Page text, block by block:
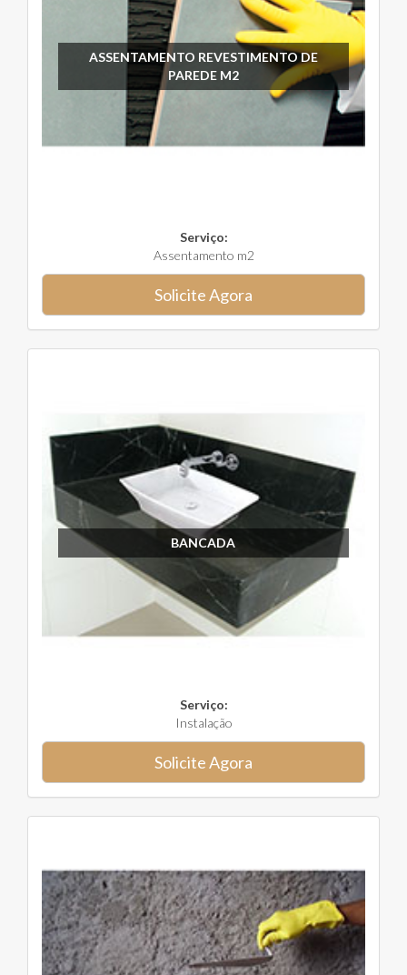
ASSENTAMENTO REVESTIMENTO DE
PAREDE M2
Serviço:
Assentamento m2
Solicite Agora
BANCADA
Serviço:
Instalação
Solicite Agora